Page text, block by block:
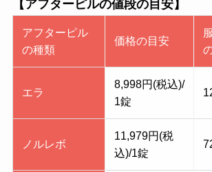
【アフターピルの値段の目安】
アフターピル
の種類
価格の目安
エラ
8,998円(税込)/
1錠
ノルレボ
11,979円(税
込)/1錠